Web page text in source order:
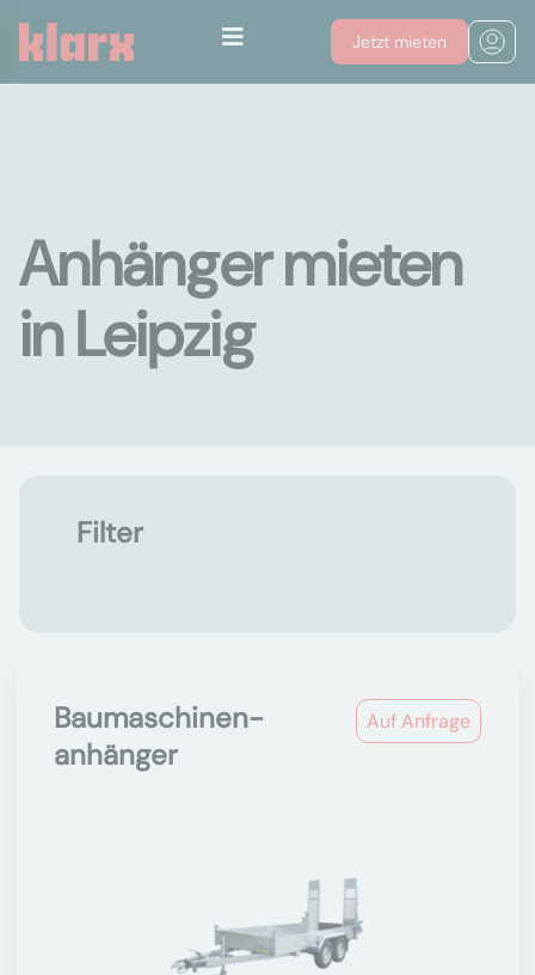
Jetzt mieten
Anhänger mieten
in Leipzig
Filter
Auf Anfrage
Baumaschinen-
anhänger